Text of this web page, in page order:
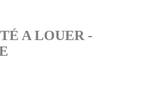
A LOUER -